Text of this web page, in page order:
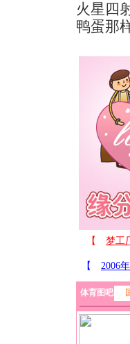
火星四
鸭蛋那
体育图吧